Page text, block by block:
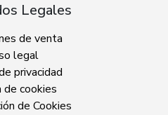
Legales
de venta
legal
privacidad
de cookies
de Cookies